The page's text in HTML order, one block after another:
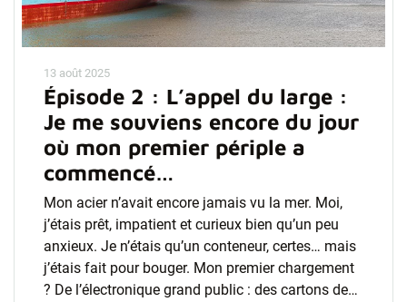
13 août 2025
Épisode 2 : L’appel du large :
Je me souviens encore du jour
où mon premier périple a
commencé…
Mon acier n’avait encore jamais vu la mer. Moi,
j’étais prêt, impatient et curieux bien qu’un peu
anxieux. Je n’étais qu’un conteneur, certes… mais
j’étais fait pour bouger. Mon premier chargement
? De l’électronique grand public : des cartons de…